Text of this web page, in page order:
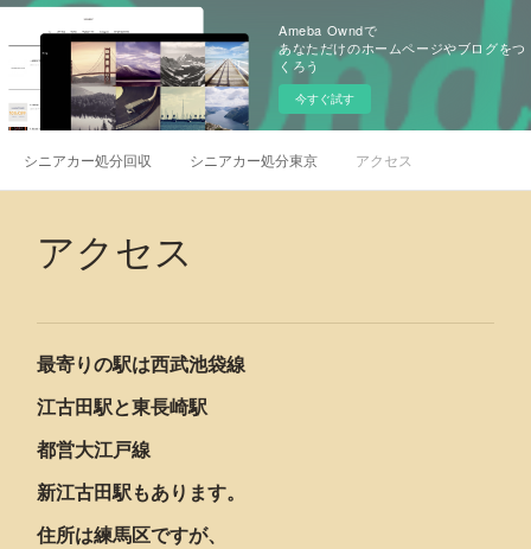
Ameba Owndで
あなただけのホームページやブログをつ
くろう
今すぐ試す
シニアカー処分回収 シニアカー処分東京 アクセス
アクセス
最寄りの駅は西武池袋線
江古田駅と東長崎駅
都営大江戸線
新江古田駅もあります。
住所は練馬区ですが、